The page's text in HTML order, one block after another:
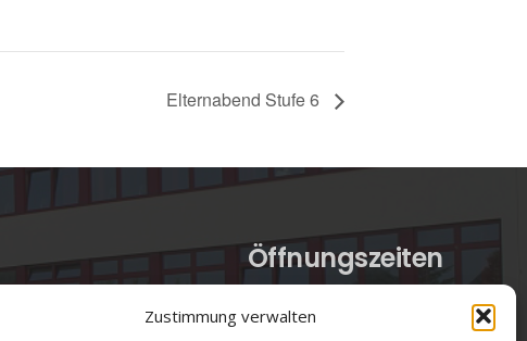
Zustimmung verwalten
Elternabend Stufe 6
Öffnungszeiten
verwaltung@gsra-ver.de